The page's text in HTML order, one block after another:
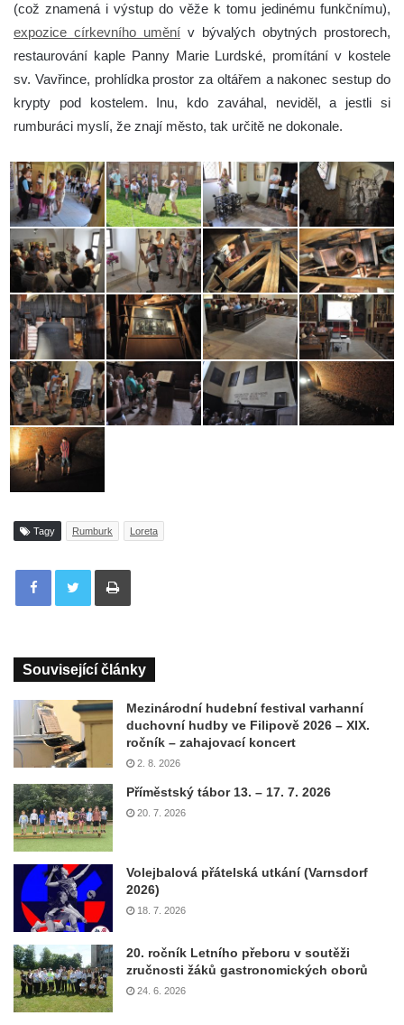
(což znamená i výstup do věže k tomu jedinému funkčnímu),
expozice církevního umění v bývalých obytných prostorech,
restaurování kaple Panny Marie Lurdské, promítání v kostele
sv. Vavřince, prohlídka prostor za oltářem a nakonec sestup do
krypty pod kostelem. Inu, kdo zaváhal, neviděl, a jestli si
rumburáci myslí, že znají město, tak určitě ne dokonale.
Tagy Rumburk Loreta
Tisknout
Související články
Mezinárodní hudební festival varhanní
duchovní hudby ve Filipově 2026 – XIX.
ročník – zahajovací koncert
2. 8. 2026
Příměstský tábor 13. – 17. 7. 2026
20. 7. 2026
Volejbalová přátelská utkání (Varnsdorf
2026)
18. 7. 2026
20. ročník Letního přeboru v soutěži
zručnosti žáků gastronomických oborů
24. 6. 2026